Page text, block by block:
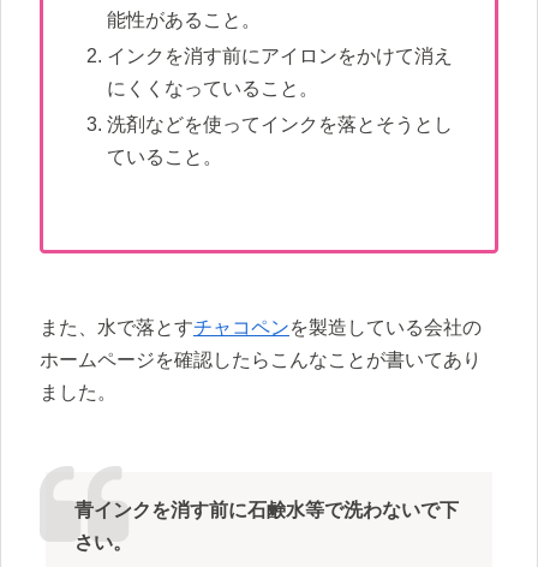
能性があること。
インクを消す前にアイロンをかけて消え
にくくなっていること。
洗剤などを使ってインクを落とそうとし
ていること。
また、水で落とすチャコペンを製造している会社の
ホームページを確認したらこんなことが書いてあり
ました。
青インクを消す前に石鹸水等で洗わないで下
さい。